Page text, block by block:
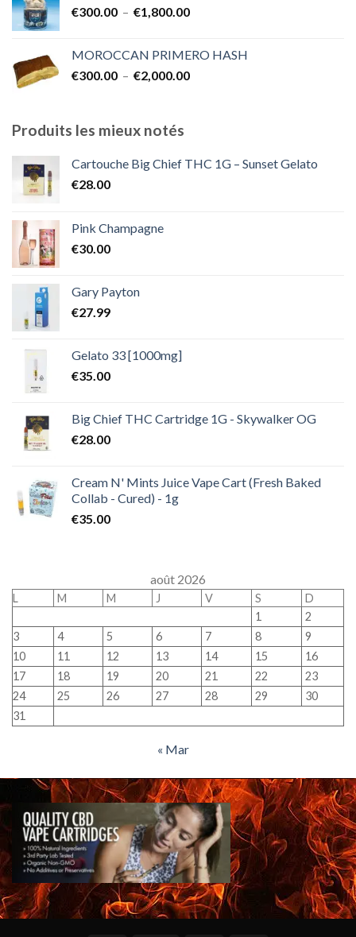
à
€300.00 – €1,800.00Plage
€300.00
à
MOROCCAN PRIMERO HASH
€300.00 – €2,000.00Plage
€2,000.00
Produits les mieux notés
Cartouche Big Chief THC 1G – Sunset Gelato
€28.00
Pink Champagne
€30.00
Gary Payton
€27.99
Gelato 33 [1000mg]
€35.00
Big Chief THC Cartridge 1G - Skywalker OG
€28.00
Cream N' Mints Juice Vape Cart (Fresh Baked
Collab - Cured) - 1g
€35.00
août 2026
L M M J V S
D
1
2
3
4 5 6 7 8
9
10
11 12 13 14 15
16
17
18 19 20 21 22
23
24
25 26 27 28 29
30
31
« Mar